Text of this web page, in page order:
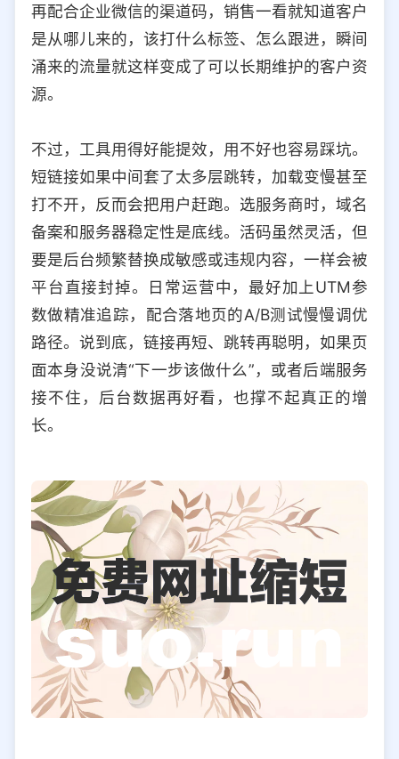
再配合企业微信的渠道码，销售一看就知道客户
是从哪儿来的，该打什么标签、怎么跟进，瞬间
涌来的流量就这样变成了可以长期维护的客户资
源。
不过，工具用得好能提效，用不好也容易踩坑。
短链接如果中间套了太多层跳转，加载变慢甚至
打不开，反而会把用户赶跑。选服务商时，域名
备案和服务器稳定性是底线。活码虽然灵活，但
要是后台频繁替换成敏感或违规内容，一样会被
平台直接封掉。日常运营中，最好加上UTM参
数做精准追踪，配合落地页的A/B测试慢慢调优
路径。说到底，链接再短、跳转再聪明，如果页
面本身没说清“下一步该做什么”，或者后端服务
接不住，后台数据再好看，也撑不起真正的增
长。